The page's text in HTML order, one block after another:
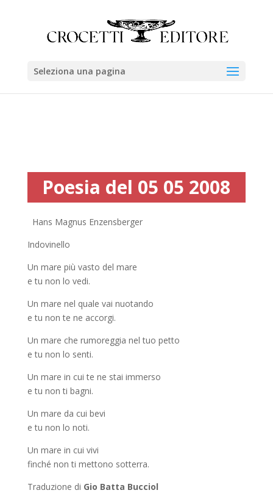
Seleziona una pagina
Poesia del 05 05 2008
Hans Magnus Enzensberger
Indovinello
Un mare più vasto del mare
e tu non lo vedi.
Un mare nel quale vai nuotando
e tu non te ne accorgi.
Un mare che rumoreggia nel tuo petto
e tu non lo senti.
Un mare in cui te ne stai immerso
e tu non ti bagni.
Un mare da cui bevi
e tu non lo noti.
Un mare in cui vivi
finché non ti mettono sotterra.
Traduzione di Gio Batta Bucciol